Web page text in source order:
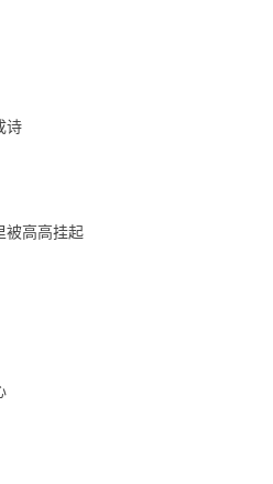
诗
被高高挂起